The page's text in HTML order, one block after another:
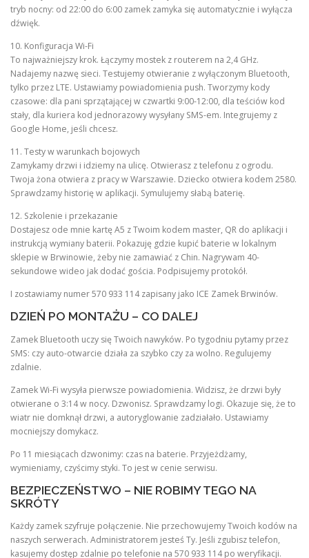
tryb nocny: od 22:00 do 6:00 zamek zamyka się automatycznie i wyłącza
dźwięk.
10. Konfiguracja Wi-Fi
To najważniejszy krok. Łączymy mostek z routerem na 2,4 GHz.
Nadajemy nazwę sieci. Testujemy otwieranie z wyłączonym Bluetooth,
tylko przez LTE. Ustawiamy powiadomienia push. Tworzymy kody
czasowe: dla pani sprzątającej w czwartki 9:00-12:00, dla teściów kod
stały, dla kuriera kod jednorazowy wysyłany SMS-em. Integrujemy z
Google Home, jeśli chcesz.
11. Testy w warunkach bojowych
Zamykamy drzwi i idziemy na ulicę. Otwierasz z telefonu z ogrodu.
Twoja żona otwiera z pracy w Warszawie. Dziecko otwiera kodem 2580.
Sprawdzamy historię w aplikacji. Symulujemy słabą baterię.
12. Szkolenie i przekazanie
Dostajesz ode mnie kartę A5 z Twoim kodem master, QR do aplikacji i
instrukcją wymiany baterii. Pokazuję gdzie kupić baterie w lokalnym
sklepie w Brwinowie, żeby nie zamawiać z Chin. Nagrywam 40-
sekundowe wideo jak dodać gościa. Podpisujemy protokół.
I zostawiamy numer 570 933 114 zapisany jako ICE Zamek Brwinów.
DZIEŃ PO MONTAŻU – CO DALEJ
Zamek Bluetooth uczy się Twoich nawyków. Po tygodniu pytamy przez
SMS: czy auto-otwarcie działa za szybko czy za wolno. Regulujemy
zdalnie.
Zamek Wi-Fi wysyła pierwsze powiadomienia. Widzisz, że drzwi były
otwierane o 3:14 w nocy. Dzwonisz. Sprawdzamy logi. Okazuje się, że to
wiatr nie domknął drzwi, a autoryglowanie zadziałało. Ustawiamy
mocniejszy domykacz.
Po 11 miesiącach dzwonimy: czas na baterie. Przyjeżdżamy,
wymieniamy, czyścimy styki. To jest w cenie serwisu.
BEZPIECZEŃSTWO – NIE ROBIMY TEGO NA
SKRÓTY
Każdy zamek szyfruje połączenie. Nie przechowujemy Twoich kodów na
naszych serwerach. Administratorem jesteś Ty. Jeśli zgubisz telefon,
kasujemy dostęp zdalnie po telefonie na 570 933 114 po weryfikacji.